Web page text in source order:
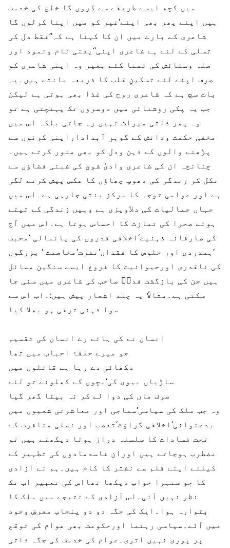
میں کچھ ایسے طریقے سے کروں گا خلق کی خدمت
ہیں اپنے پھر بھی اپنے‘غیر کو میں اپنا کرلوں گا
شاعری کے بارے میں ان کا کہنا ہے کہ’’فقط دل کی
تسلی کے لئے ہے شاعری اپنی‘‘یعنی نام ونمود اور
صلہ وستائش کی تمنا کئے بغیر وہ اپنی شاعری کو
صرف اپنے لئے تسکینِ قلب کا ذریعہ مانتے ہیں۔یہ
بات سچ ہے کہ شاعری روح کی غذا بھی ہوتی ہے لیکن
جب یہ پکی روشنائی میں دوسروں تک پہنچتی ہے تو
وہ پھر ذاتی میراث نہیں رہ جاتی بلکہ اس میں
مخفی حکمت ودانش کے گوہرِ آبداداراپنی کرنوں سے
پڑھنے والوں کے ذہن ودل کو بھی منور کرتے ہیں۔
چنانچہ ان کی شاعری وادیٔ شوق کی شبنی فضاؤں سے
نکل کر زندگی کی دھوپ چھاؤں کا عکس پیش کرنے لگی
ہے اور عوامی توجہ کا مرکز بنتی جارہی ہے۔اس میں
جہاں جمالیات کی دلآویزی ہے وہیں زندگی کے تپتے
ہوئے صحرا کی تمازت کا احساس ہوتا ہے۔اس میں آج
کی صارفانہ ذہنیت‘اخلاقی قدروں کی پائمالی ‘محبت
‘ہمدردی اور خلوص کا فقدان‘نفرت‘مخاصمت ‘ بزرگوں
کی ناقدری اورحیوانیت کا فروغ ایسے سنگین مسائل
ہیں جن کی بازگشت فداؔ صاحب کی شاعری میں سنی جا
سکتی ہے۔مثالاً یہ چند اشعار پیش ہیں:۔ اب اس سے
سوا ذہنی ترقی ہو بھلا کیا
انسان نے کی ہائے رے انسان کی تقسیم
جو میرے حلقۂ احباب میں تھا
دکھائی دے رہا ہے قاتلوں میں
ساڑیاں بیوی کی‘بچوں کے کھلونے تو لئے
صرف ماں کی دوا لے کر نہ بیٹا گھر گیا
وہ جب ملک کی سیاسی‘سماجی اور معاشرتی شعبوں میں
بدعنوانی‘اخلاقی گراؤٹ‘تعصب اور نسلی منافرت کے
تحت فسادات کا سلسلہ دراز ہوتا دیکھتے ہیں تو
مضطرب ہوجاتے ہیں اوران فاسدمادوں کی تطہیر کے
کیلئے اپنے قلم سے نشتر کا کام ہیں۔ہم نے آزادی
کا جو سنہرا خواب دیکھا تھااس کی تعبیر اب تک
نظر نہیں آئی۔اس آزادی کے نتیجے میں ملک کا
بٹوارہ ہوا۔ایک کی جگہ دو دو پنجاب معرضِ وجود
میں آئے۔سیاسی رہنما اورحکومت بھی عوام کی توقع
پر پوری نہیں اتری۔عوام کی خدمت کی جگہ ذاتی